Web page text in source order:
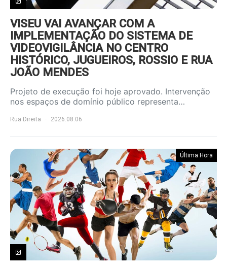
VISEU VAI AVANÇAR COM A
IMPLEMENTAÇÃO DO SISTEMA DE
VIDEOVIGILÂNCIA NO CENTRO
HISTÓRICO, JUGUEIROS, ROSSIO E RUA
JOÃO MENDES
Projeto de execução foi hoje aprovado. Intervenção
nos espaços de domínio público representa…
Rua Direita 2026.08.06
Última Hora